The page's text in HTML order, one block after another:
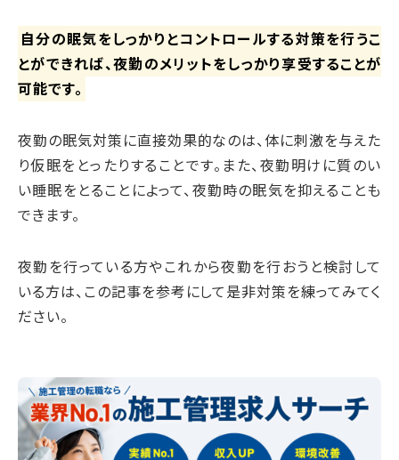
自分の眠気をしっかりとコントロールする対策を行うこ
とができれば、夜勤のメリットをしっかり享受することが
可能です。
夜勤の眠気対策に直接効果的なのは、体に刺激を与えた
り仮眠をとったりすることです。また、夜勤明けに質のい
い睡眠をとることによって、夜勤時の眠気を抑えることも
できます。
夜勤を行っている方やこれから夜勤を行おうと検討して
いる方は、この記事を参考にして是非対策を練ってみてく
ださい。